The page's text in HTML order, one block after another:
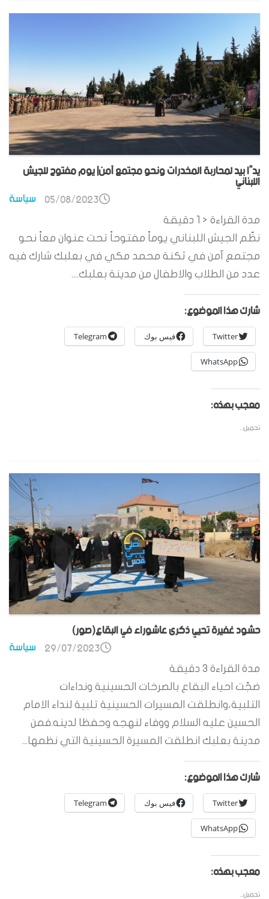
يدًا بيد لمحاربة المخدرات ونحو مجتمع آمن| يوم مفتوح للجيش
اللبناني
سياسة 05/08/2023
مدة القراءة < 1
دقيقة
نظّم الجيش اللبناني يوماً مفتوحاً تحت عنوان معاً نحو
مجتمع آمن في ثكنة محمد مكي في بعلبك شارك فيه
عدد من الطلاب والاطفال من مدينة بعلبك....
شارك هذا الموضوع:
Twitter فيس بوك Telegram
WhatsApp
معجب بهذه:
تحميل...
حشود غفيرة تحيي ذكرى عاشوراء في البقاع(صور)
سياسة 29/07/2023
مدة القراءة 3 دقيقة
ضجّت احياء البقاع بالصرخات الحسينية ونداءات
التلبية،وانطلقت المسيرات الحسينية تلبية لنداء الامام
الحسين عليه السلام ووفاء لنهجه وحفظا لدينه.فمن
مدينة بعلبك انطلقت المسيرة الحسينية التي نظمها...
شارك هذا الموضوع:
Twitter فيس بوك Telegram
WhatsApp
معجب بهذه:
تحميل...